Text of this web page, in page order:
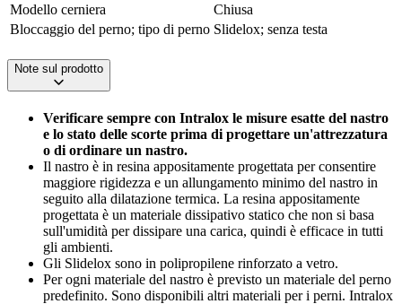
Modello cerniera
Chiusa
Bloccaggio del perno; tipo di perno Slidelox; senza testa
Note sul prodotto
Verificare sempre con Intralox le misure esatte del nastro
e lo stato delle scorte prima di progettare un'attrezzatura
o di ordinare un nastro.
Il nastro è in resina appositamente progettata per consentire
maggiore rigidezza e un allungamento minimo del nastro in
seguito alla dilatazione termica. La resina appositamente
progettata è un materiale dissipativo statico che non si basa
sull'umidità per dissipare una carica, quindi è efficace in tutti
gli ambienti.
Gli Slidelox sono in polipropilene rinforzato a vetro.
Per ogni materiale del nastro è previsto un materiale del perno
predefinito. Sono disponibili altri materiali per i perni. Intralox